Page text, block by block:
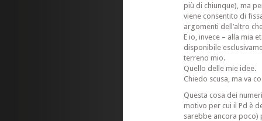
più di chiunque), ma
viene consentito di
argomenti dell’altro
E io, invece – alla mia
disponibile
terreno mio.
Quello delle mie idee.
Chiedo scusa, ma va
Questa cosa dei
motivo per cui il Pd è
sarebbe ancora poco)